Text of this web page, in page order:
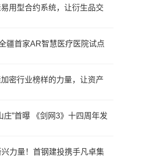
用型合约系统，让衍生品交
疆首家AR智慧医疗医院试点
密行业榜样的力量，让资产
庄”首曝 《剑网3》十四周年发
力量！首钢建投携手凡卓集